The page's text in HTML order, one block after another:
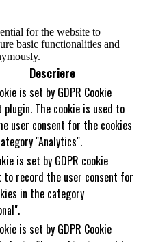
for the website to
basic functionalities and
Descriere
is set by GDPR Cookie
plugin. The cookie is used to
user consent for the cookies
"Analytics".
is set by GDPR cookie
to record the user consent for
in the category
is set by GDPR Cookie